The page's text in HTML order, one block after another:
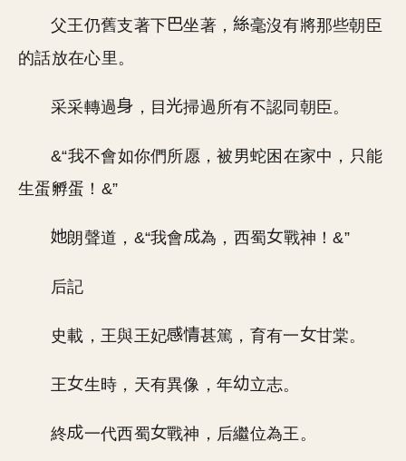
父王仍舊支著下 坐著，
毫沒有將那些朝臣
的話放在心里。
采采轉過 ，目 掃過所有不認同朝臣。
&“我不會如你們所愿，被男蛇困在家中，只能
生蛋孵蛋！&”
朗聲道，&“我會 為，西蜀 戰神！&”
后記
史載，王與王妃 甚篤，育有一 甘棠。
王 生時，天有異像，年 立志。
終 一代西蜀 戰神，后繼位為王。